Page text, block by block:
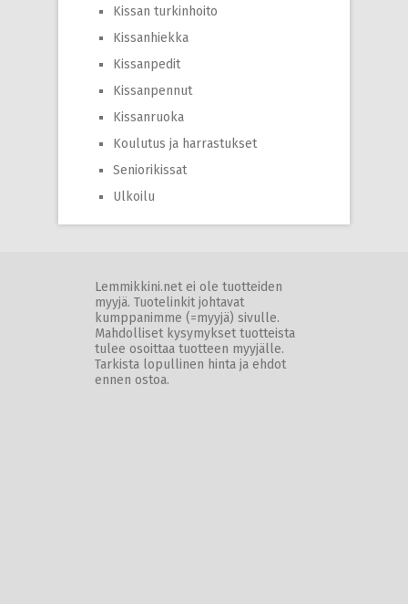
Kissan turkinhoito
Kissanhiekka
Kissanpedit
Kissanpennut
Kissanruoka
Koulutus ja harrastukset
Seniorikissat
Ulkoilu
Lemmikkini.net ei ole tuotteiden
myyjä. Tuotelinkit johtavat
kumppanimme (=myyjä) sivulle.
Mahdolliset kysymykset tuotteista
tulee osoittaa tuotteen myyjälle.
Tarkista lopullinen hinta ja ehdot
ennen ostoa.